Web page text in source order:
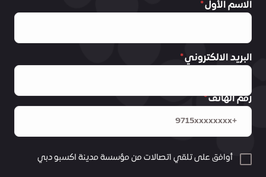
الاسم الأول
البريد الالكتروني
رقم الهاتف
أوافق على تلقي اتصالات من مؤسسة مدينة اكسبو دبي